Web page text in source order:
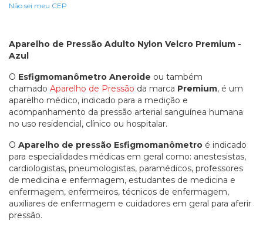
Não sei meu CEP
Aparelho de Pressão Adulto Nylon Velcro Premium -
Azul
O Esfigmomanômetro Aneroide ou também
chamado Aparelho de Pressão da marca Premium, é um
aparelho médico, indicado para a medição e
acompanhamento da pressão arterial sanguínea humana
no uso residencial, clínico ou hospitalar.
O Aparelho de pressão Esfigmomanômetro é indicado
para especialidades médicas em geral como: anestesistas,
cardiologistas, pneumologistas, paramédicos, professores
de medicina e enfermagem, estudantes de medicina e
enfermagem, enfermeiros, técnicos de enfermagem,
auxiliares de enfermagem e cuidadores em geral para aferir
pressão.